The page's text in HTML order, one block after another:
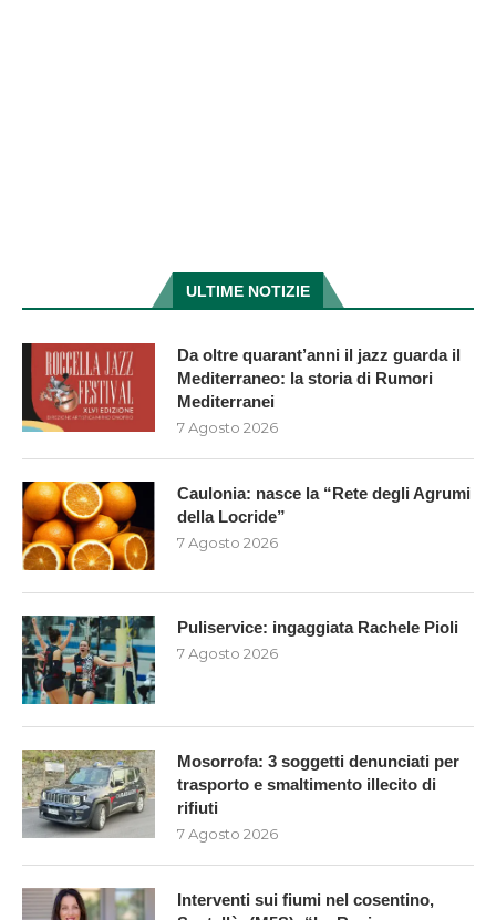
ULTIME NOTIZIE
Da oltre quarant’anni il jazz guarda il
Mediterraneo: la storia di Rumori
Mediterranei
7 Agosto 2026
Caulonia: nasce la “Rete degli Agrumi
della Locride”
7 Agosto 2026
Puliservice: ingaggiata Rachele Pioli
7 Agosto 2026
Mosorrofa: 3 soggetti denunciati per
trasporto e smaltimento illecito di
rifiuti
7 Agosto 2026
Interventi sui fiumi nel cosentino,